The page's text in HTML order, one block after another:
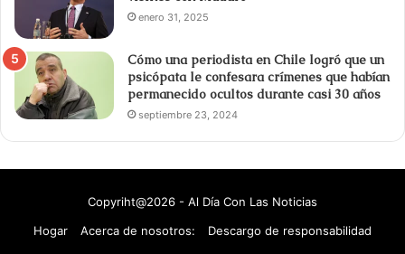
enero 31, 2025
Cómo una periodista en Chile logró que un
psicópata le confesara crímenes que habían
permanecido ocultos durante casi 30 años
septiembre 23, 2024
Copyriht@2026 - Al Día Con Las Noticias
Hogar
Acerca de nosotros:
Descargo de responsabilidad